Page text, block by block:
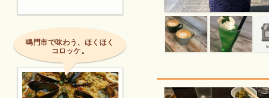
鳴門市で味わう、ほくほく
コロッケ。